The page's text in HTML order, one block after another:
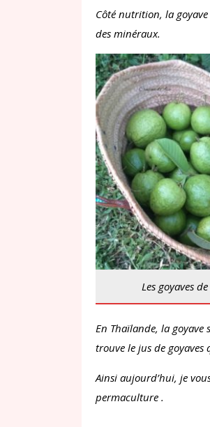
Côté nutrition, la
des minéraux.
Les goyaves
En Thaïlande, la goyave
trouve le jus de goyaves
Ainsi aujourd’hui, je
permaculture .